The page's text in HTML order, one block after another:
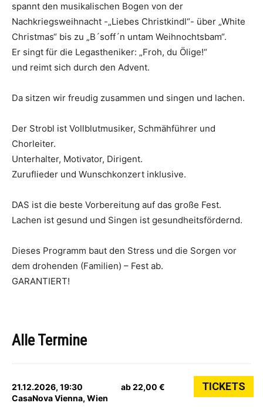
spannt den musikalischen Bogen von der
Nachkriegsweihnacht -„Liebes Christkindl“- über „White
Christmas“ bis zu „B´soff´n untam Weihnochtsbam“.
Er singt für die Legastheniker: „Froh, du Ölige!“
und reimt sich durch den Advent.
Da sitzen wir freudig zusammen und singen und lachen.
Der Strobl ist Vollblutmusiker, Schmähführer und
Chorleiter.
Unterhalter, Motivator, Dirigent.
Zuruflieder und Wunschkonzert inklusive.
DAS ist die beste Vorbereitung auf das große Fest.
Lachen ist gesund und Singen ist gesundheitsfördernd.
Dieses Programm baut den Stress und die Sorgen vor
dem drohenden (Familien) – Fest ab.
GARANTIERT!
Alle Termine
21.12.2026, 19:30
CasaNova Vienna, Wien
ab 22,00 € TICKETS